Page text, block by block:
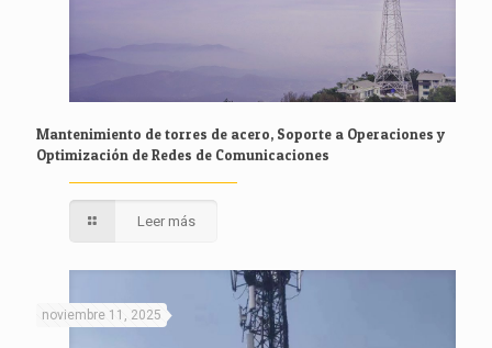
Mantenimiento de torres de acero, Soporte a Operaciones y
Optimización de Redes de Comunicaciones
Leer más
noviembre 11, 2025